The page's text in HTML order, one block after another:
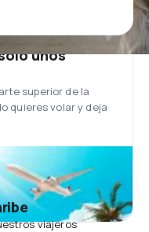
unos
superior de la
quieres volar y deja
viajeros